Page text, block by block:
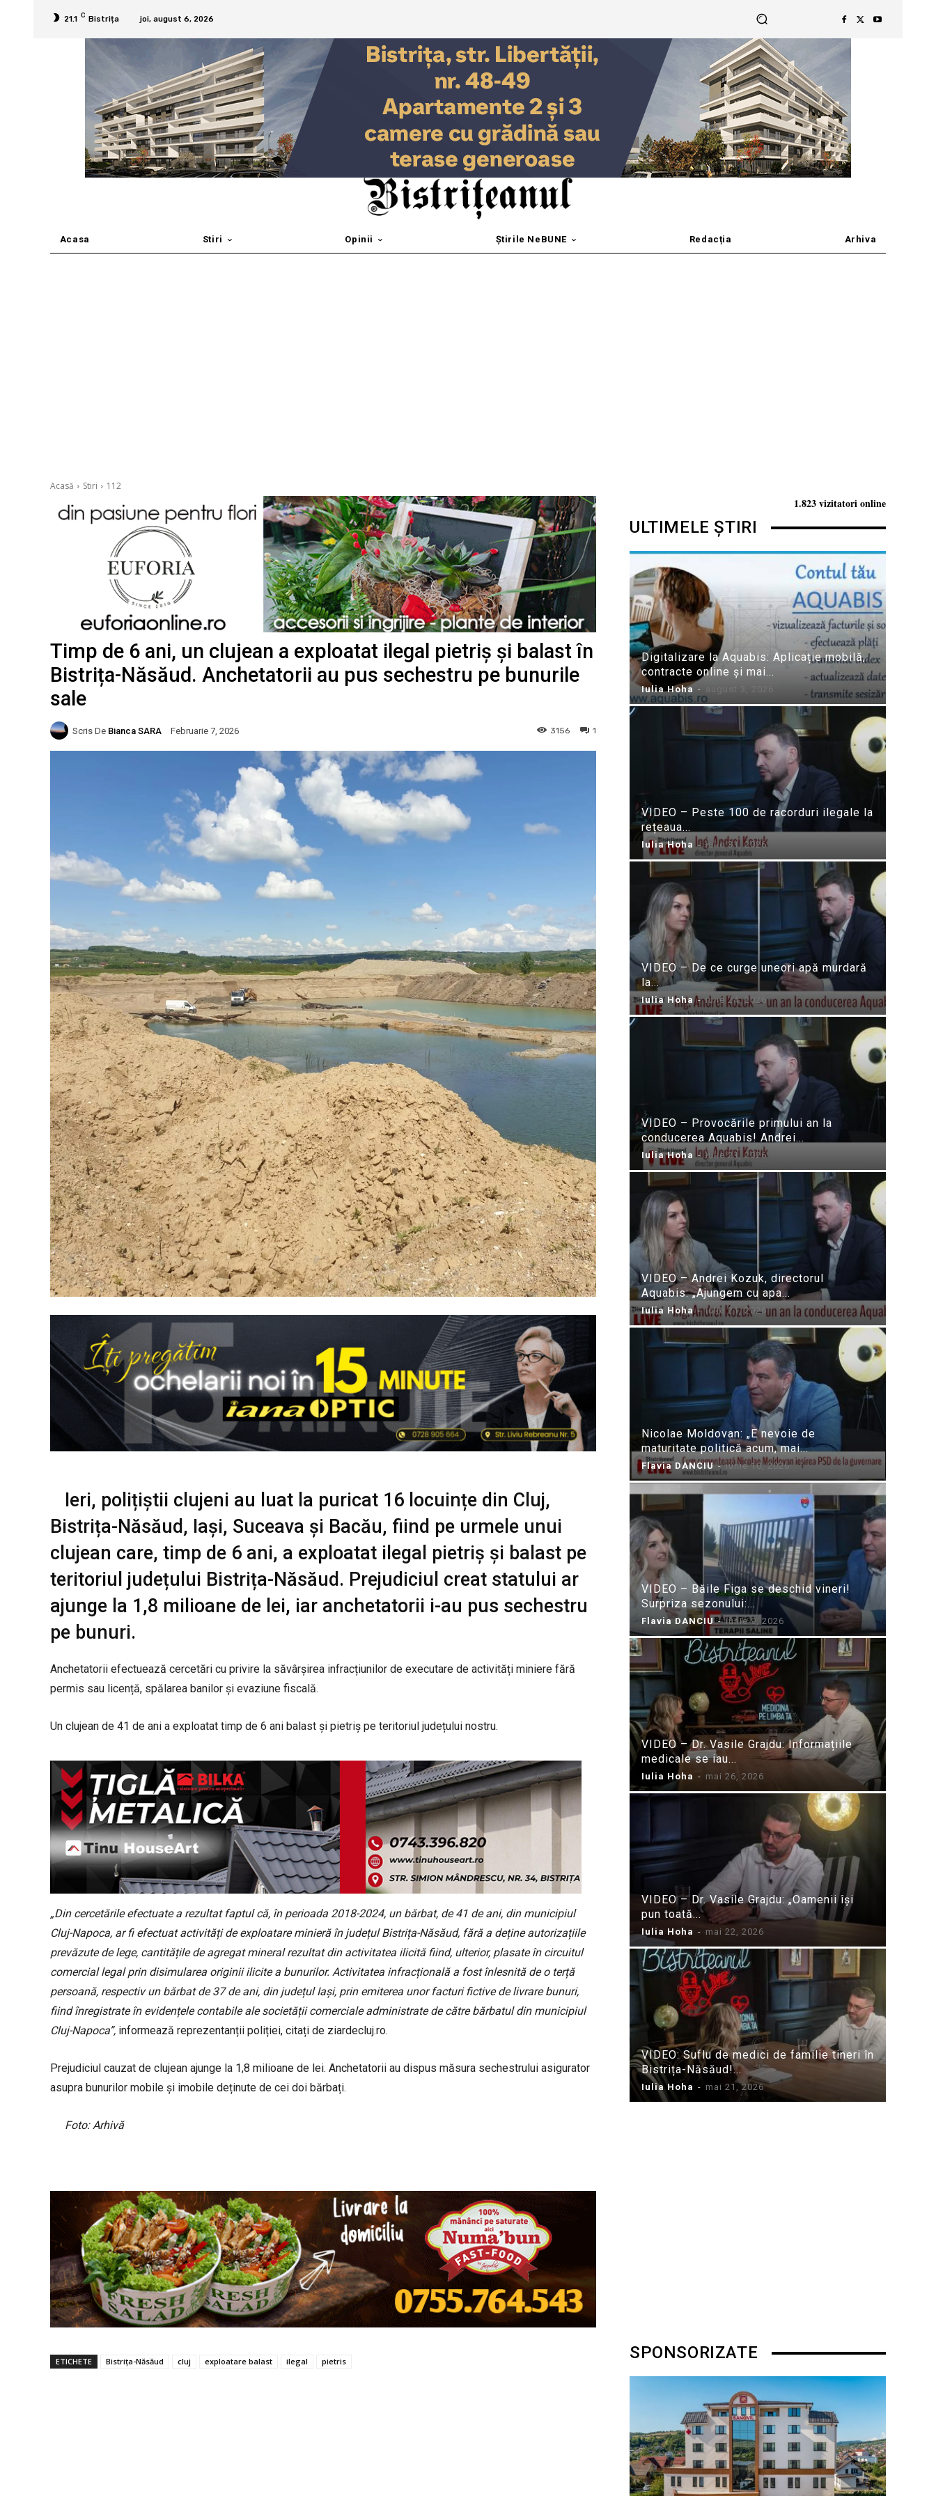
21.1 C Bistrița joi, august 6, 2026
Acasa Stiri Opinii Știrile NeBUNE Redacția Arhiva
Acasă Stiri 112
Timp de 6 ani, un clujean a exploatat ilegal pietriș și balast în
Bistrița-Năsăud. Anchetatorii au pus sechestru pe bunurile
sale
Scris De Bianca SARA Februarie 7, 2026 1
3156
Ieri, polițiștii clujeni au luat la puricat 16 locuințe din Cluj,
Bistrița-Năsăud, Iași, Suceava și Bacău, fiind pe urmele unui
clujean care, timp de 6 ani, a exploatat ilegal pietriș și balast pe
teritoriul județului Bistrița-Năsăud. Prejudiciul creat statului ar
ajunge la 1,8 milioane de lei, iar anchetatorii i-au pus sechestru
pe bunuri.
Anchetatorii efectuează cercetări cu privire la săvârșirea infracțiunilor de executare de activități miniere fără
permis sau licență, spălarea banilor și evaziune fiscală.
Un clujean de 41 de ani a exploatat timp de 6 ani balast și pietriș pe teritoriul județului nostru.
„Din cercetările efectuate a rezultat faptul că, în perioada 2018-2024, un bărbat, de 41 de ani, din municipiul
Cluj-Napoca, ar fi efectuat activități de exploatare minieră în județul Bistrița-Năsăud, fără a deține autorizațiile
prevăzute de lege, cantitățile de agregat mineral rezultat din activitatea ilicită fiind, ulterior, plasate în circuitul
comercial legal prin disimularea originii ilicite a bunurilor. Activitatea infracțională a fost înlesnită de o terță
persoană, respectiv un bărbat de 37 de ani, din județul Iași, prin emiterea unor facturi fictive de livrare bunuri,
fiind înregistrate în evidențele contabile ale societății comerciale administrate de către bărbatul din municipiul
Cluj-Napoca”, informează reprezentanții poliției, citați de ziardecluj.ro.
Prejudiciul cauzat de clujean ajunge la 1,8 milioane de lei. Anchetatorii au dispus măsura sechestrului asigurator
asupra bunurilor mobile și imobile deținute de cei doi bărbați.
Foto: Arhivă
ETICHETE Bistrița-Năsăud cluj exploatare balast ilegal pietris
1.823 vizitatori online
ULTIMELE ȘTIRI
Digitalizare la Aquabis: Aplicație mobilă,
contracte online și mai...
Iulia Hoha - august 3, 2026
VIDEO – Peste 100 de racorduri ilegale la
rețeaua...
Iulia Hoha - iulie 31, 2026
VIDEO – De ce curge uneori apă murdară
la...
Iulia Hoha - iulie 24, 2026
VIDEO – Provocările primului an la
conducerea Aquabis! Andrei...
Iulia Hoha - iulie 21, 2026
VIDEO – Andrei Kozuk, directorul
Aquabis: „Ajungem cu apa...
Iulia Hoha - iulie 21, 2026
Nicolae Moldovan: „E nevoie de
maturitate politică acum, mai...
Flavia DANCIU - iunie 10, 2026
VIDEO – Băile Figa se deschid vineri!
Surpriza sezonului:...
Flavia DANCIU - iunie 9, 2026
VIDEO – Dr. Vasile Grajdu: Informațiile
medicale se iau...
Iulia Hoha - mai 26, 2026
VIDEO – Dr. Vasile Grajdu: „Oamenii își
pun toată...
Iulia Hoha - mai 22, 2026
VIDEO: Suflu de medici de familie tineri în
Bistrița-Năsăud!...
Iulia Hoha - mai 21, 2026
SPONSORIZATE